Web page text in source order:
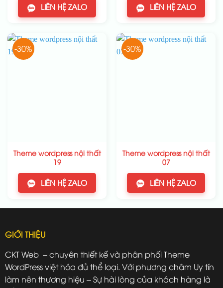
LIÊN HỆ ZALO LIÊN HỆ ZALO
-30%
Theme wordpress nội thất
19
LIÊN HỆ ZALO
-30%
Theme wordpress nội thất
07
LIÊN HỆ ZALO
GIỚI THIỆU
CKT Web – chuyên thiết kế và phân phối Theme
WordPress việt hóa đủ thể loại. Với phương châm Uy tín
làm nên thương hiệu – Sự hài lòng của khách hàng là